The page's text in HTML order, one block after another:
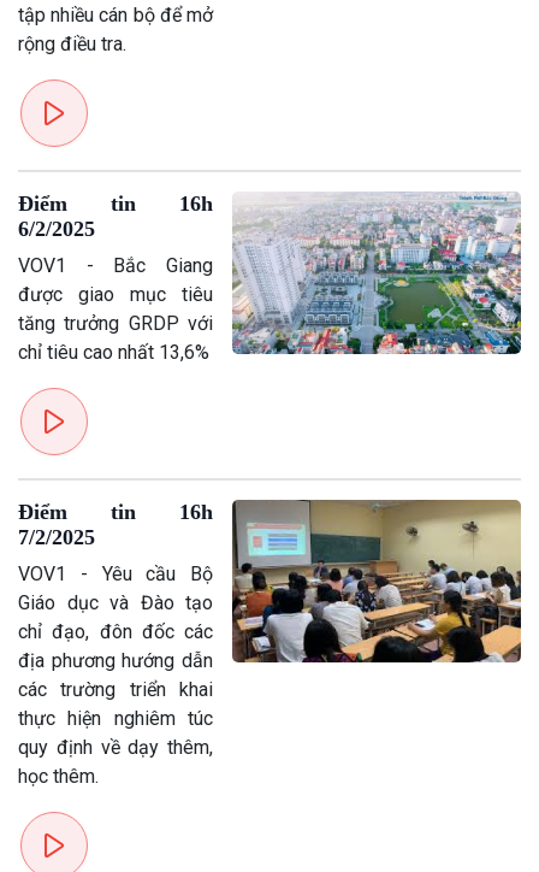
Văn hoá & Du lịch
tập nhiều cán bộ để mở
rộng điều tra.
Điểm tin 16h
6/2/2025
VOV1 - Bắc Giang
được giao mục tiêu
tăng trưởng GRDP với
chỉ tiêu cao nhất 13,6%
Điểm tin 16h
7/2/2025
VOV1 - Yêu cầu Bộ
Giáo dục và Đào tạo
chỉ đạo, đôn đốc các
địa phương hướng dẫn
các trường triển khai
thực hiện nghiêm túc
quy định về dạy thêm,
học thêm.